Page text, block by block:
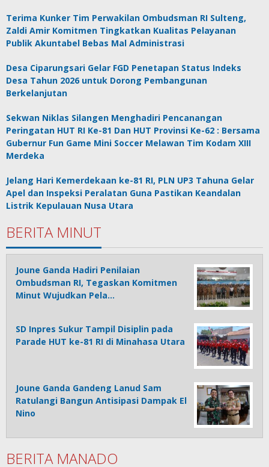
Terima Kunker Tim Perwakilan Ombudsman RI Sulteng,
Zaldi Amir Komitmen Tingkatkan Kualitas Pelayanan
Publik Akuntabel Bebas Mal Administrasi
Desa Ciparungsari Gelar FGD Penetapan Status Indeks
Desa Tahun 2026 untuk Dorong Pembangunan
Berkelanjutan
Sekwan Niklas Silangen Menghadiri Pencanangan
Peringatan HUT RI Ke-81 Dan HUT Provinsi Ke-62 : Bersama
Gubernur Fun Game Mini Soccer Melawan Tim Kodam XIII
Merdeka
Jelang Hari Kemerdekaan ke-81 RI, PLN UP3 Tahuna Gelar
Apel dan Inspeksi Peralatan Guna Pastikan Keandalan
Listrik Kepulauan Nusa Utara
BERITA MINUT
Joune Ganda Hadiri Penilaian
Ombudsman RI, Tegaskan Komitmen
Minut Wujudkan Pela…
SD Inpres Sukur Tampil Disiplin pada
Parade HUT ke-81 RI di Minahasa Utara
Joune Ganda Gandeng Lanud Sam
Ratulangi Bangun Antisipasi Dampak El
Nino
BERITA MANADO